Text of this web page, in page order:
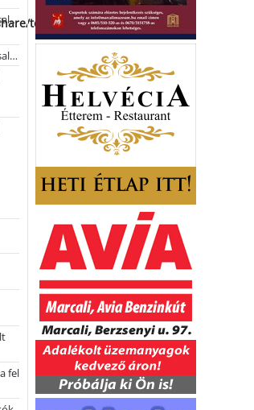
templates/template.php
fel